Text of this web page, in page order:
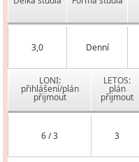
3,0 Denní
LONI:
přihlášení/plán
přijmout
LETOS:
plán
přijmout
6 / 3 3